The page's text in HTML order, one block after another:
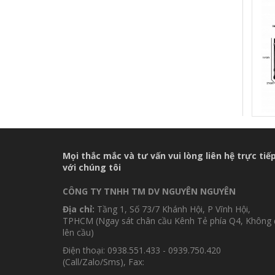
Mọi thắc mắc và tư vấn vui lòng liên hệ trực tiếp
với chúng tôi
CÔNG TY TNHH TM DV NGUYÊN NGUYÊN
Địa chỉ: Tầng 1, Số 73/7 Khánh Hội, P Vĩnh Hội,
TPHCM (Ngay sát chân cầu Kênh Tẻ phía Q4, Không
lên cầu)
Điện thoại: 0938.551.433 - 0939.750.420
(Call/Zalo/Sms), Fax: